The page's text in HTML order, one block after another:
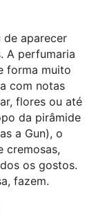
de aparecer
A perfumaria
forma muito
com notas
flores ou até
da pirâmide
a Gun), o
cremosas,
os gostos.
fazem.